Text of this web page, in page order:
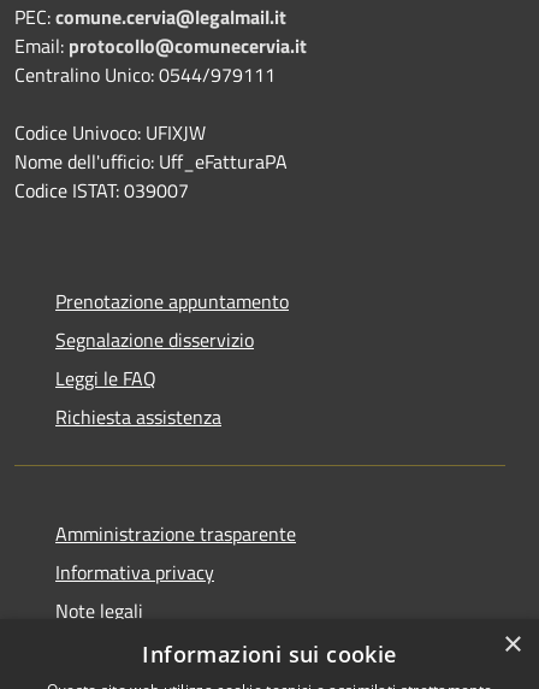
PEC:comune.cervia@legalmail.it
Email: protocollo@comunecervia.it
Centralino Unico: 0544/979111
Codice Univoco: UFIXJW
Nome dell'ufficio: Uff_eFatturaPA
Codice ISTAT: 039007
Prenotazione appuntamento
Segnalazione disservizio
Leggi le FAQ
Richiesta assistenza
Amministrazione trasparente
Informativa privacy
Note legali
Dichiarazione di accessibilità
×
Informazioni sui cookie